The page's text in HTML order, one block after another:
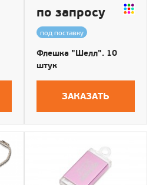
по запросу
под поставку
Флешка "Шелл". 10
штук
ЗАКАЗАТЬ